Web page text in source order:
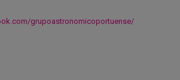
grupoastronomicoportuense/